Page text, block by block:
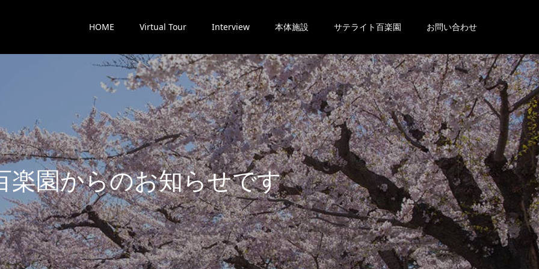
HOME Virtual Tour Interview 本体施設 サテライト百楽園 お問い合わせ
楽園からのお知らせです。
最